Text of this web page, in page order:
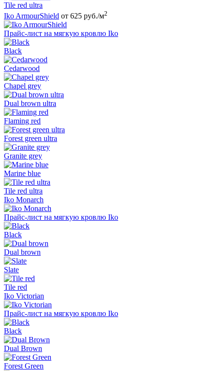
Tile red ultra
Iko ArmourShield от 625 руб./м2
Прайс-лист на мягкую кровлю Iko
Black
Cedarwood
Chapel grey
Dual brown ultra
Flaming red
Forest green ultra
Granite grey
Marine blue
Tile red ultra
Iko Monarch
Прайс-лист на мягкую кровлю Iko
Black
Dual brown
Slate
Tile red
Iko Victorian
Прайс-лист на мягкую кровлю Iko
Black
Dual Brown
Forest Green